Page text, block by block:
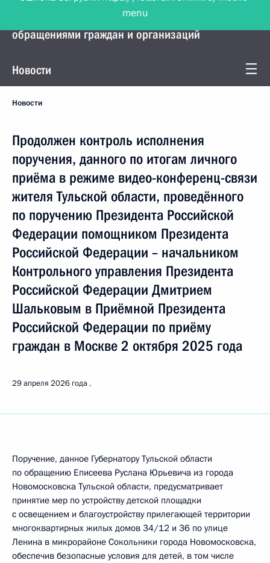
Управление Президента по работе с
обращениями граждан и организаций
Новости
Новости
Продолжен контроль исполнения
поручения, данного по итогам личного
приёма в режиме видео-конференц-связи
жителя Тульской области, проведённого
по поручению Президента Российской
Федерации помощником Президента
Российской Федерации – начальником
Контрольного управления Президента
Российской Федерации Дмитрием
Шальковым в Приёмной Президента
Российской Федерации по приёму
граждан в Москве 2 октября 2025 года
29 апреля 2026 года
Поручение, данное Губернатору Тульской области
по обращению Еписеева Руслана Юрьевича из города
Новомосковска Тульской области, предусматривает
принятие мер по устройству детской площадки
с освещением и благоустройству прилегающей территории
многоквартирных жилых домов 34/12 и 36 по улице
Ленина в микрорайоне Сокольники города Новомосковска,
обеспечив безопасные условия для детей, в том числе
menu